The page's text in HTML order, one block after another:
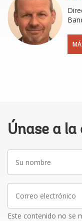
Únase a
nombre
electrónico
Este contenido no se